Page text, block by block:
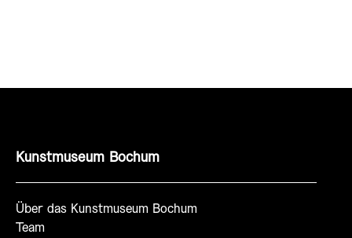
Kunstmuseum Bochum
Über das Kunstmuseum Bochum
Team